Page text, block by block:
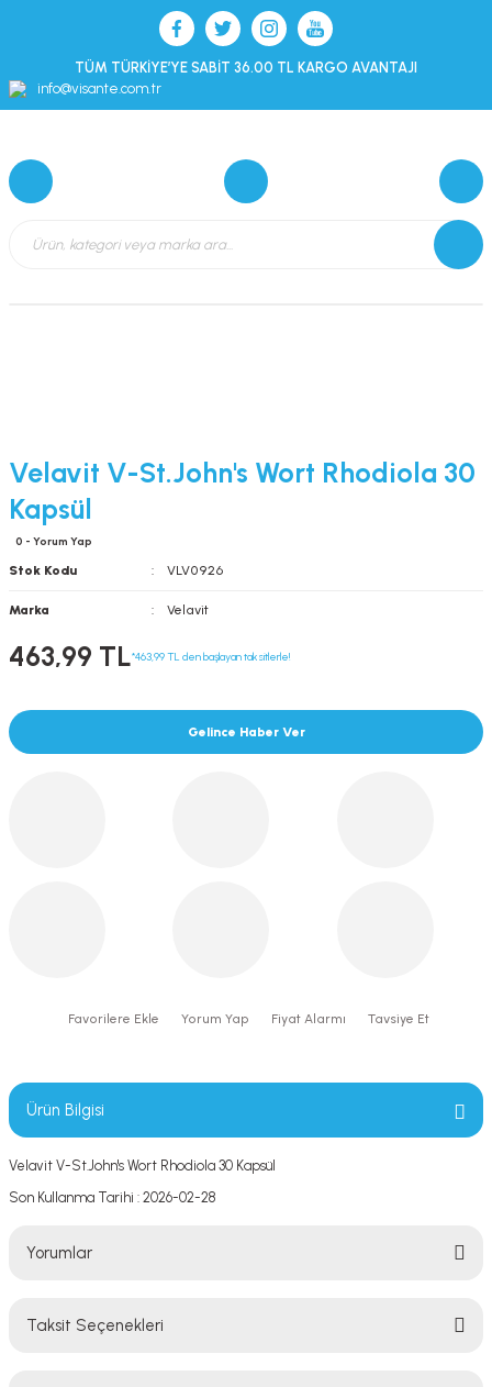
TÜM TÜRKİYE’YE SABİT 36.00 TL KARGO AVANTAJI
info@visante.com.tr
Velavit V-St.John's Wort Rhodiola 30
Kapsül
0 - Yorum Yap
Stok Kodu VLV0926
Marka Velavit
463,99 TL*463,99 TL den başlayan taksitlerle!
Gelince Haber Ver
Yorum Yap Fiyat Alarmı Tavsiye Et
Ürün Bilgisi
Velavit V-St.John's Wort Rhodiola 30 Kapsül
Son Kullanma Tarihi : 2026-02-28
Yorumlar
Taksit Seçenekleri